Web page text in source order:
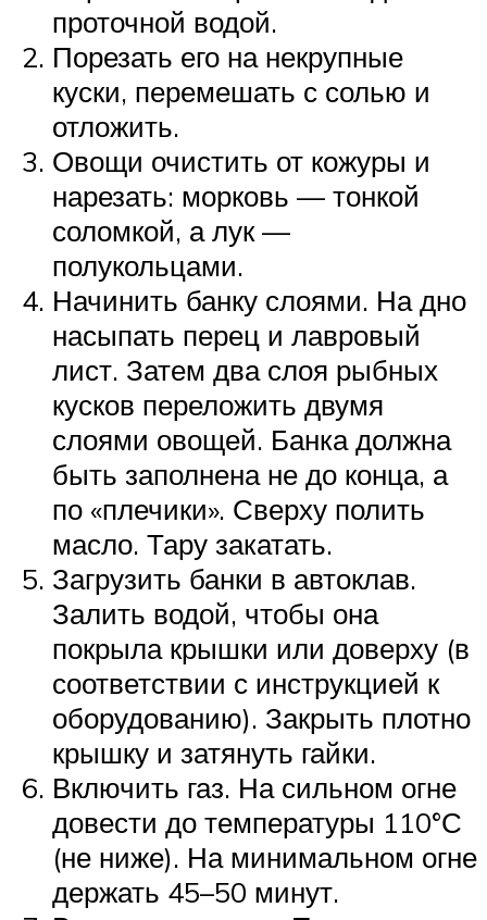
проточной водой.
Порезать его на некрупные
куски, перемешать с солью и
отложить.
Овощи очистить от кожуры и
нарезать: морковь — тонкой
соломкой, а лук —
полукольцами.
Начинить банку слоями. На дно
насыпать перец и лавровый
лист. Затем два слоя рыбных
кусков переложить двумя
слоями овощей. Банка должна
быть заполнена не до конца, а
по «плечики». Сверху полить
масло. Тару закатать.
Загрузить банки в автоклав.
Залить водой, чтобы она
покрыла крышки или доверху (в
соответствии с инструкцией к
оборудованию). Закрыть плотно
крышку и затянуть гайки.
Включить газ. На сильном огне
довести до температуры 110°С
(не ниже). На минимальном огне
держать 45–50 минут.